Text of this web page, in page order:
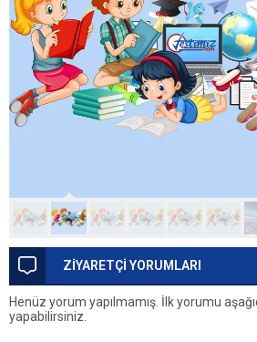
ZİYARETÇİ YORUMLARI
Henüz yorum yapılmamış. İlk yorumu
yapabilirsiniz.